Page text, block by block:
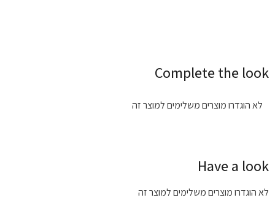
Complete the look
לא הוגדרו מוצרים משלימים למוצר זה
Have a look
לא הוגדרו מוצרים משלימים למוצר זה